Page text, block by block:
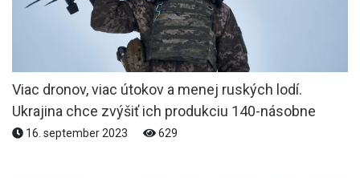
Viac dronov, viac útokov a menej ruských lodí.
Ukrajina chce zvýšiť ich produkciu 140-násobne
16. september 2023 629